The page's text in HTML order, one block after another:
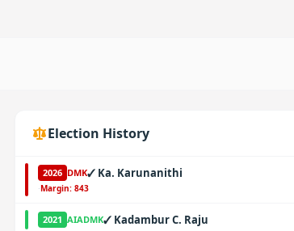
Election History
2026 DMK✓ Ka. Karunanithi
·Margin: 843
2021 AIADMK✓ Kadambur C. Raju